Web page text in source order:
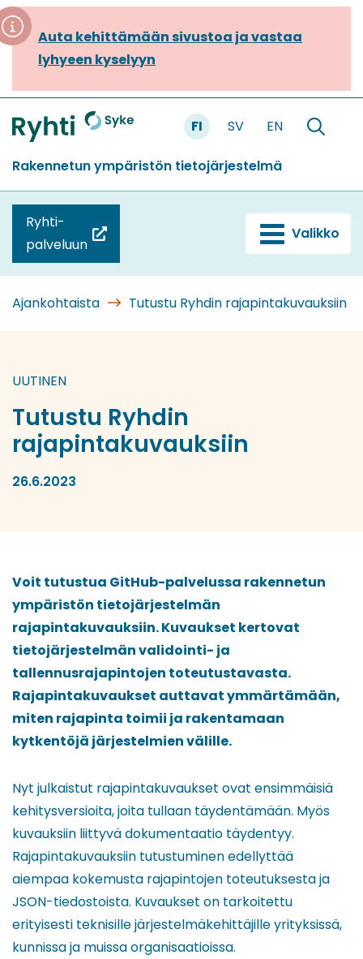
Siirry
sisältöönAuta kehittämään sivustoa ja vastaa
lyhyeen kyselyyn
Etusivu
FI SV EN
Hae
Rakennetun ympäristön tietojärjestelmä
Ryhti-
palveluun
(siirryt
toiseen
Valikko
Ajankohtaista Tutustu Ryhdin rajapintakuvauksiin
UUTINEN
Tutustu Ryhdin
rajapintakuvauksiin
26.6.2023
Voit tutustua GitHub-palvelussa rakennetun
ympäristön tietojärjestelmän
rajapintakuvauksiin. Kuvaukset kertovat
tietojärjestelmän validointi- ja
tallennusrajapintojen toteutustavasta.
Rajapintakuvaukset auttavat ymmärtämään,
miten rajapinta toimii ja rakentamaan
kytkentöjä järjestelmien välille.
Nyt julkaistut rajapintakuvaukset ovat ensimmäisiä
kehitysversioita, joita tullaan täydentämään. Myös
kuvauksiin liittyvä dokumentaatio täydentyy.
Rajapintakuvauksiin tutustuminen edellyttää
aiempaa kokemusta rajapintojen toteutuksesta ja
JSON-tiedostoista. Kuvaukset on tarkoitettu
erityisesti teknisille järjestelmäkehittäjille yrityksissä,
kunnissa ja muissa organisaatioissa.